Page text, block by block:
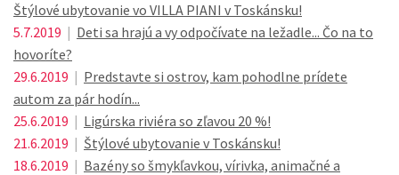
Štýlové ubytovanie vo VILLA PIANI v Toskánsku!
5.7.2019 | Deti sa hrajú a vy odpočívate na ležadle... Čo na to
hovoríte?
29.6.2019 | Predstavte si ostrov, kam pohodlne prídete
autom za pár hodín...
25.6.2019 | Ligúrska riviéra so zľavou 20 %!
21.6.2019 | Štýlové ubytovanie v Toskánsku!
18.6.2019 | Bazény so šmykľavkou, vírivka, animačné a